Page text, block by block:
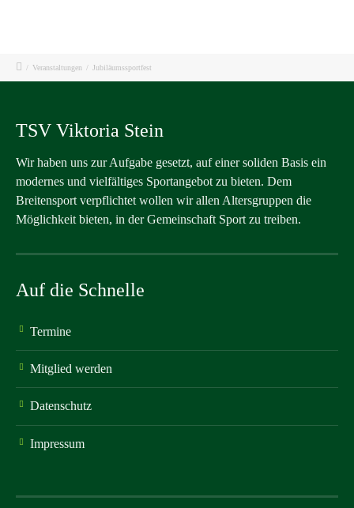
/ Veranstaltungen / Jubiläumssportfest
TSV Viktoria Stein
Wir haben uns zur Aufgabe gesetzt, auf einer soliden Basis ein
modernes und vielfältiges Sportangebot zu bieten. Dem
Breitensport verpflichtet wollen wir allen Altersgruppen die
Möglichkeit bieten, in der Gemeinschaft Sport zu treiben.
Auf die Schnelle
Termine
Mitglied werden
Datenschutz
Impressum